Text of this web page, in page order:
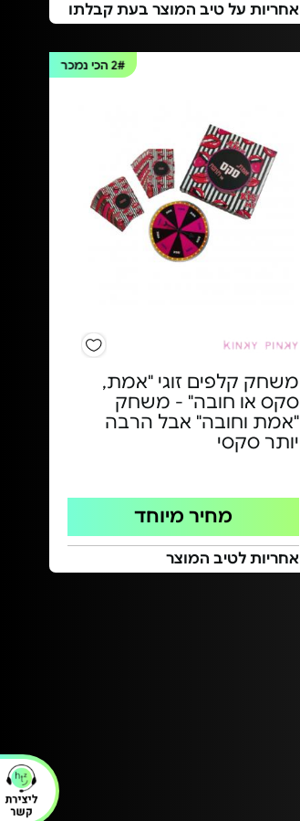
אחריות על טיב המוצר בעת קבלתו
2#הכי נמכר
משחק קלפים זוגי "אמת,
סקס או חובה" - משחק
"אמת וחובה" אבל הרבה
יותר סקסי
מחיר מיוחד
אחריות לטיב המוצר